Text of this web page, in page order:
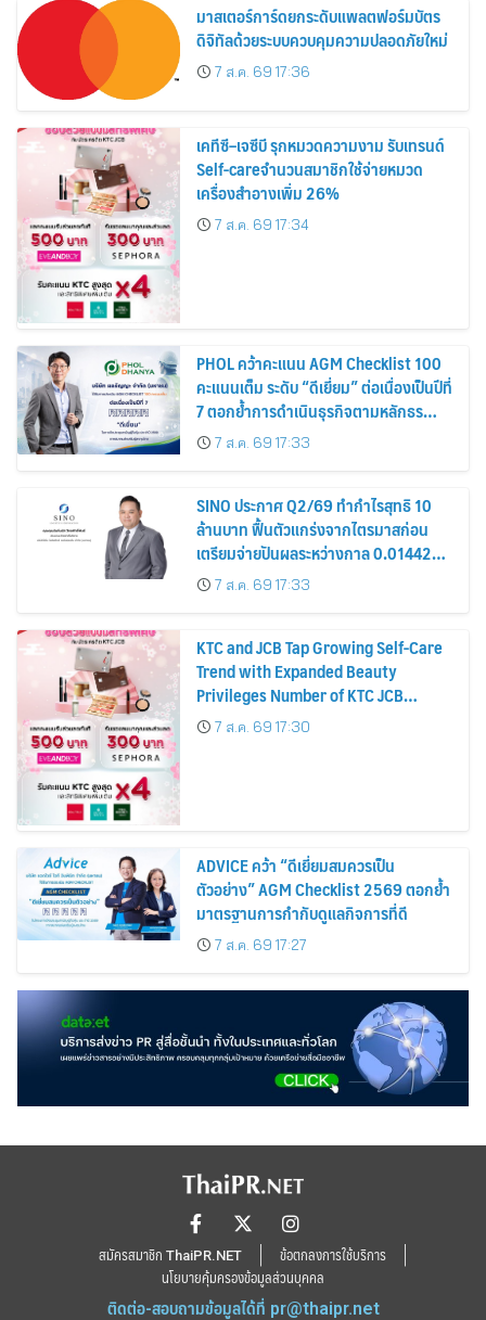
มาสเตอร์การ์ดยกระดับแพลตฟอร์มบัตร
ดิจิทัลด้วยระบบควบคุมความปลอดภัยใหม่
7 ส.ค. 69 17:36
เคทีซี–เจซีบี รุกหมวดความงาม รับเทรนด์
Self-careจำนวนสมาชิกใช้จ่ายหมวด
เครื่องสำอางเพิ่ม 26%
7 ส.ค. 69 17:34
PHOL คว้าคะแนน AGM Checklist 100
คะแนนเต็ม ระดับ “ดีเยี่ยม” ต่อเนื่องเป็นปีที่
7 ตอกย้ำการดำเนินธุรกิจตามหลักธร
รมาภิบาล โปร่งใส สร้างความเชื่อมั่นผู้ถือ
หุ้น
7 ส.ค. 69 17:33
SINO ประกาศ Q2/69 ทำกำไรสุทธิ 10
ล้านบาท ฟื้นตัวแกร่งจากไตรมาสก่อน
เตรียมจ่ายปันผลระหว่างกาล 0.014423
บาทต่อหุ้น ครึ่งปีหลังมุ่งเติบโตต่อเนื่อง
7 ส.ค. 69 17:33
KTC and JCB Tap Growing Self-Care
Trend with Expanded Beauty
Privileges Number of KTC JCB
Cardmembers Spending on
Cosmetics Rises 26%
7 ส.ค. 69 17:30
ADVICE คว้า “ดีเยี่ยมสมควรเป็น
ตัวอย่าง” AGM Checklist 2569 ตอกย้ำ
มาตรฐานการกำกับดูแลกิจการที่ดี
7 ส.ค. 69 17:27
สมัครสมาชิก ThaiPR.NET
ข้อตกลงการใช้บริการ
นโยบายคุ้มครองข้อมูลส่วนบุคคล
ติดต่อ-สอบถามข้อมูลได้ที่ pr@thaipr.net